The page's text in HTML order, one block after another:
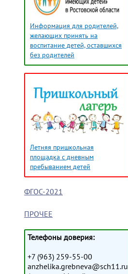
Информация для родителей,
желающих принять на
воспитание детей, оставшихся
без родителей
Летняя пришкольная
площадка с дневным
пребыванием детей
ФГОС-2021
ПРОЧЕЕ
Телефоны доверия:
+7 (963) 259-55-00
anzhelika.grebneva@sch11.ru